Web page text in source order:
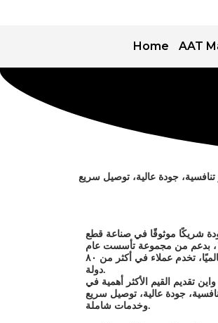
Home AAT
شريكًا موثوقًا في صناعة قطع
دولة.
تقديم القيم الأكثر أهمية في
وخدمات شاملة.